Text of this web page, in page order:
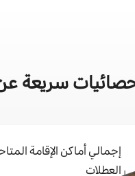
سريعة
إجمالي أماكن الإقامة
العطلات